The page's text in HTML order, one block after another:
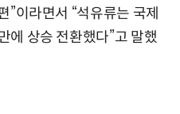
”이라면서 “석유류는 국제
에 상승 전환했다”고 말했